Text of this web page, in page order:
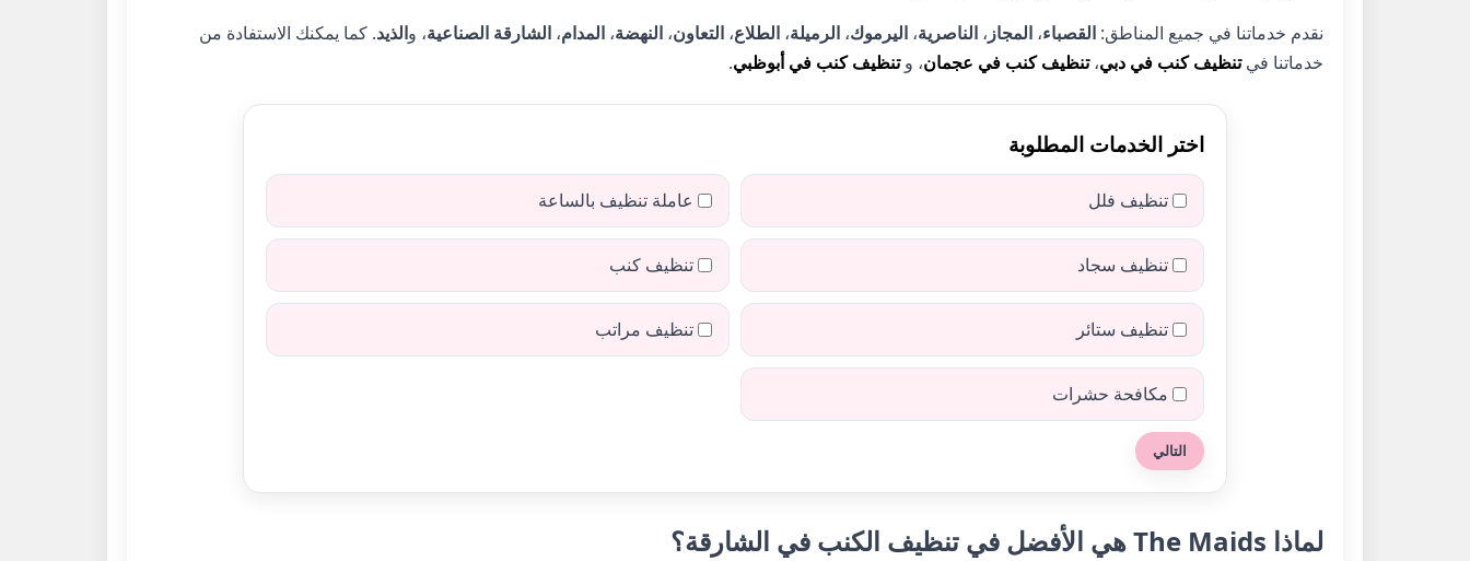
نقدم خدماتنا في جميع المناطق: القصباء، المجاز ، الناصرية، اليرموك، الرميلة، الطلاع، التعاون، النهضة، المدام، الشارقة الصناعية، والذيد. كما يمكنك الاستفادة من
خدماتنا فيتنظيف كنب في دبي،تنظيف كنب في عجمان، وتنظيف كنب في أبوظبي.
اختر الخدمات المطلوبة
تنظيف فلل عاملة تنظيف بالساعة
تنظيف سجاد تنظيف كنب
تنظيف ستائر تنظيف مراتب
مكافحة حشرات
التالي
لماذا The Maids هي الأفضل في تنظيف الكنب في الشارقة؟